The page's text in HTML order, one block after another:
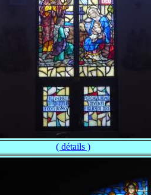
( détails )